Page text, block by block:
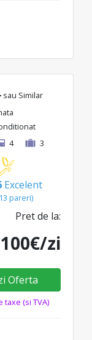
sau Similar
4 3
Excelent
pareri)
Pret de la:
100€/zi
Oferta
taxe (si TVA)